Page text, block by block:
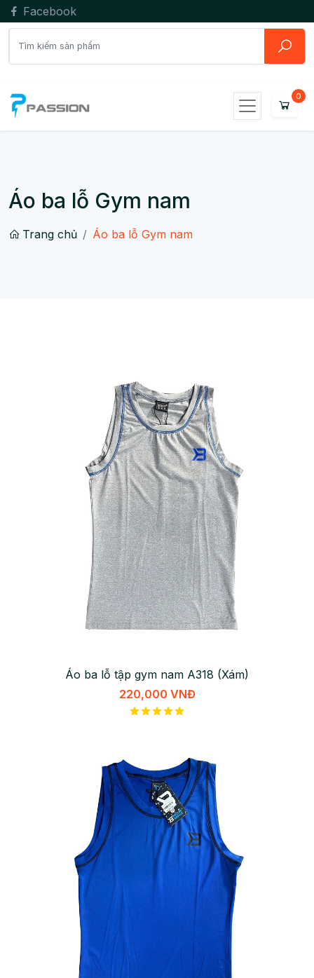
Facebook
Áo ba lỗ Gym nam
Trang chủ Áo ba lỗ Gym nam
Áo ba lỗ tập gym nam A318 (Xám)
220,000 VNĐ